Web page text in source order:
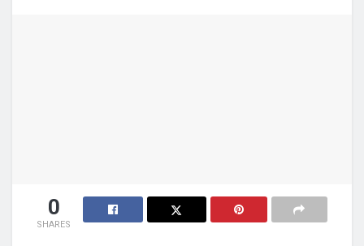
0
SHARES